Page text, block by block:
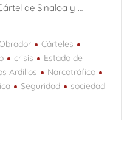
de Sinaloa y …
Cárteles
crisis
Estado de
Ardillos
Narcotráfico
Seguridad
sociedad